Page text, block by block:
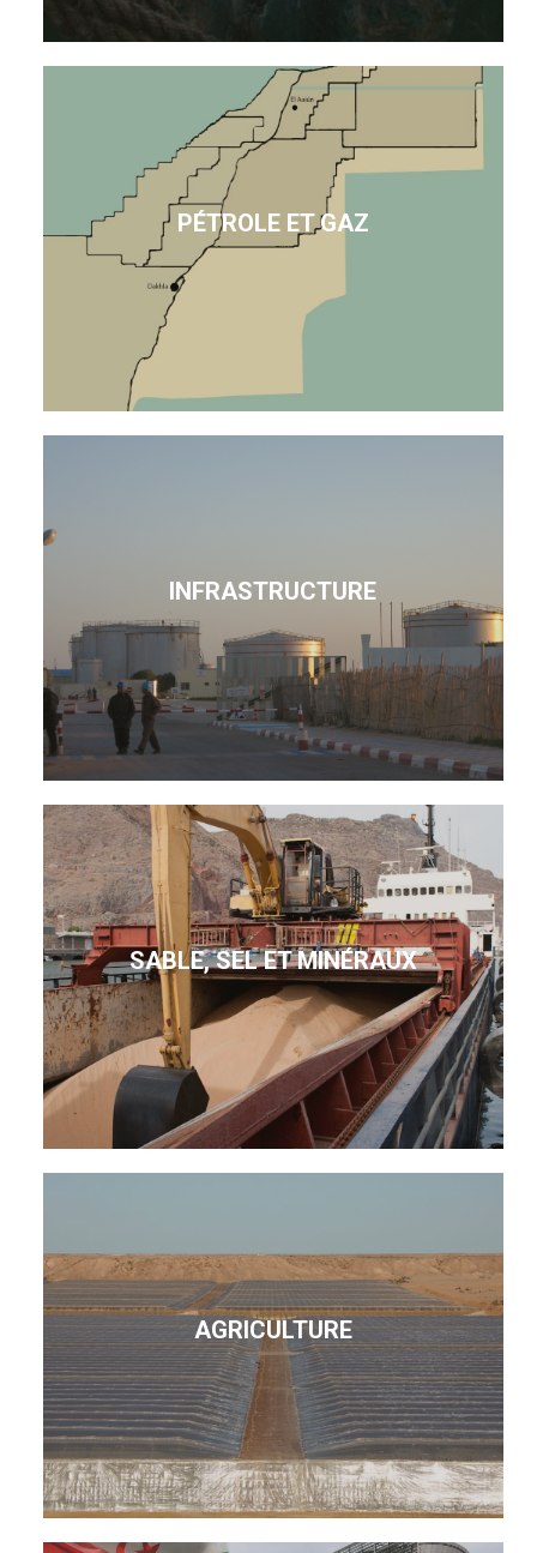
PÉTROLE ET GAZ
INFRASTRUCTURE
SABLE, SEL ET MINÉRAUX
AGRICULTURE